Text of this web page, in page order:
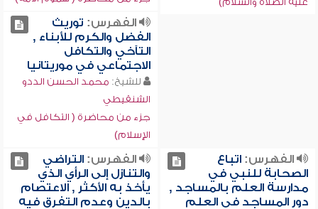
الفهرس: توريث
الفضل والكرم للأبناء ,
التآخي والتكافل
الاجتماعي في موريتانيا
للشيخ: محمد الحسن الددو
الشنقيطي
جزء من محاضرة ( التكافل في
الإسلام)
الفهرس:اتباع
الصحابة للنبي في
مدارسة العلم بالمساجد ,
دور المساجد في العلم
الفهرس:التراضي
والتنازل إلى الرأي الذي
يأخذ به الأكثر , الاعتصام
بالدين وعدم التفرق فيه